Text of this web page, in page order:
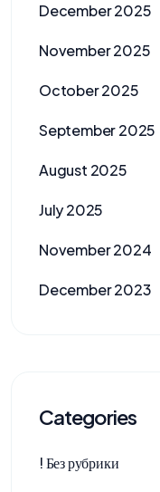
December 2025
November 2025
October 2025
September 2025
August 2025
July 2025
November 2024
December 2023
Categories
! Без рубрики